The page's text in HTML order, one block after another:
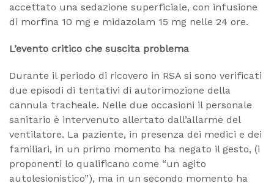
accettato una sedazione superficiale, con infusione
di morfina 10 mg e midazolam 15 mg nelle 24 ore.
L’evento critico che suscita problema
Durante il periodo di ricovero in RSA si sono verificati
due episodi di tentativi di autorimozione della
cannula tracheale. Nelle due occasioni il personale
sanitario è intervenuto allertato dall’allarme del
ventilatore. La paziente, in presenza dei medici e dei
familiari, in un primo momento ha negato il gesto, (i
proponenti lo qualificano come “un agito
autolesionistico”), ma in un secondo momento ha